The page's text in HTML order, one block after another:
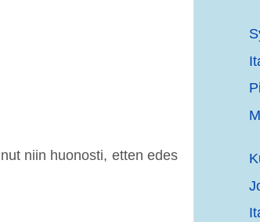
niin huonosti, etten edes